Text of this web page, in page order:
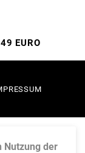
EURO
Nutzung der